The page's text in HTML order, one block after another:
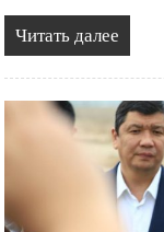
Читать далее